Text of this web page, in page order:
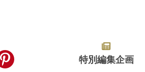
特別編集企画